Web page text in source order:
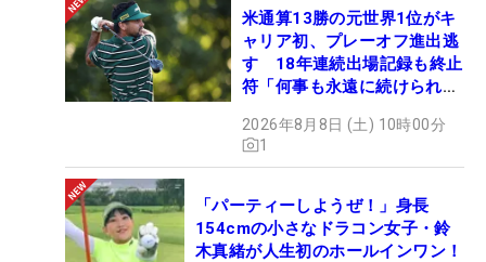
米通算13勝の元世界1位がキ
ャリア初、プレーオフ進出逃
す 18年連続出場記録も終止
符「何事も永遠に続けられな
2026年8月8日 (土) 10時00分
1
「パーティーしようぜ！」身長
154cmの小さなドラコン女子・鈴
木真緒が人生初のホールインワン！